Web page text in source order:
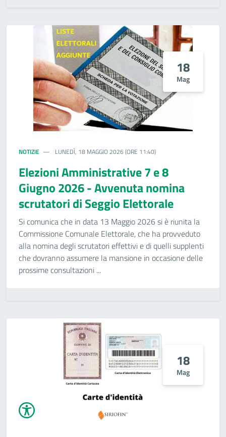
18
Mag
NOTIZIE LUNEDÌ, 18 MAGGIO 2026 (ORE 11:40)
Elezioni Amministrative 7 e 8
Giugno 2026 - Avvenuta nomina
scrutatori di Seggio Elettorale
Si comunica che in data 13 Maggio 2026 si è riunita la
Commissione Comunale Elettorale, che ha provveduto
alla nomina degli scrutatori effettivi e di quelli supplenti
che dovranno assumere la mansione in occasione delle
prossime consultazioni ...
18
Mag